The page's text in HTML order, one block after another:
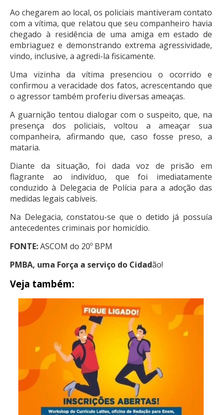
Ao chegarem ao local, os policiais mantiveram contato
com a vítima, que relatou que seu companheiro havia
chegado à residência de uma amiga em estado de
embriaguez e demonstrando extrema agressividade,
vindo, inclusive, a agredi-la fisicamente.
Uma vizinha da vítima presenciou o ocorrido e
confirmou a veracidade dos fatos, acrescentando que
o agressor também proferiu diversas ameaças.
A guarnição tentou dialogar com o suspeito, que, na
presença dos policiais, voltou a ameaçar sua
companheira, afirmando que, caso fosse preso, a
mataria.
Diante da situação, foi dada voz de prisão em
flagrante ao indivíduo, que foi imediatamente
conduzido à Delegacia de Polícia para a adoção das
medidas legais cabíveis.
Na Delegacia, constatou-se que o detido já possuía
antecedentes criminais por homicídio.
FONTE:ASCOM do 20º BPM
PMBA, uma Força a serviço do Cidadão!
Veja também: